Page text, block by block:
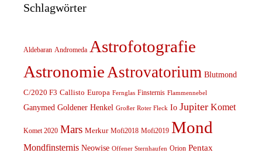
Schlagwörter
Aldebaran Andromeda Astrofotografie
Astronomie Astrovatorium Blutmond
C/2020 F3 Callisto Europa Fernglas Finsternis Flammennebel
Ganymed Goldener Henkel Großer Roter Fleck Io Jupiter Komet
Komet 2020 Mars Merkur Mofi2018 Mofi2019 Mond
Mondfinsternis Neowise Offener Sternhaufen Orion Pentax